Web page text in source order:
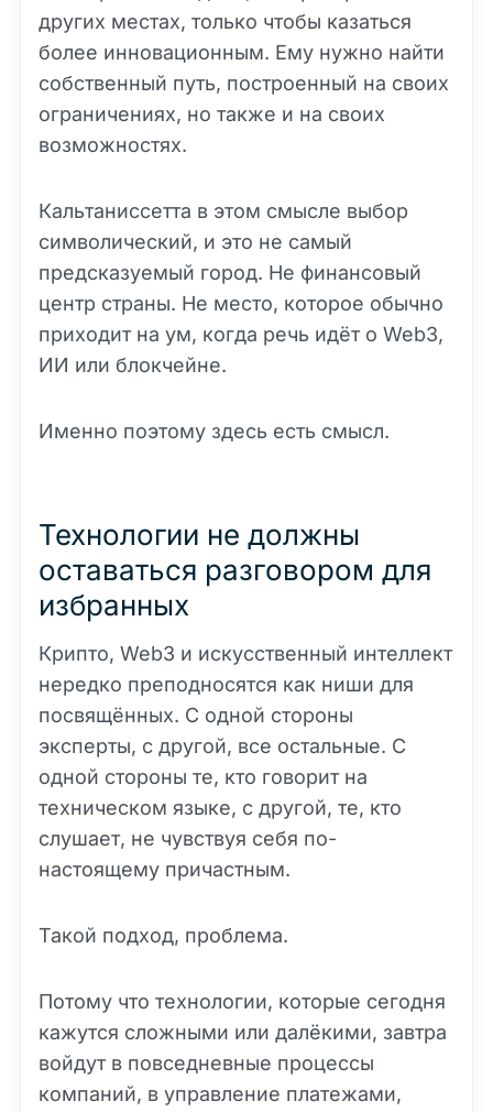
других местах, только чтобы казаться
более инновационным. Ему нужно найти
собственный путь, построенный на своих
ограничениях, но также и на своих
возможностях.
Кальтаниссетта в этом смысле выбор
символический, и это не самый
предсказуемый город. Не финансовый
центр страны. Не место, которое обычно
приходит на ум, когда речь идёт о Web3,
ИИ или блокчейне.
Именно поэтому здесь есть смысл.
Технологии не должны
оставаться разговором для
избранных
Крипто, Web3 и искусственный интеллект
нередко преподносятся как ниши для
посвящённых. С одной стороны
эксперты, с другой, все остальные. С
одной стороны те, кто говорит на
техническом языке, с другой, те, кто
слушает, не чувствуя себя по-
настоящему причастным.
Такой подход, проблема.
Потому что технологии, которые сегодня
кажутся сложными или далёкими, завтра
войдут в повседневные процессы
компаний, в управление платежами,